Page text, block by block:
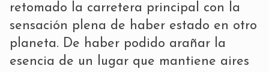
retomado la carretera principal con la
sensación plena de haber estado en otro
planeta. De haber podido arañar la
esencia de un lugar que mantiene aires